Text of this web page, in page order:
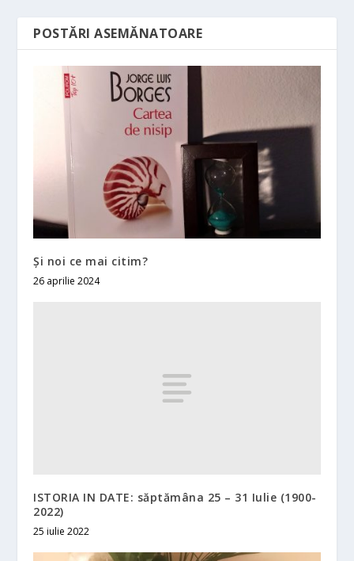
POSTĂRI ASEMĂNATOARE
Și noi ce mai citim?
26 aprilie 2024
ISTORIA IN DATE: săptămâna 25 – 31 Iulie (1900-
2022)
25 iulie 2022